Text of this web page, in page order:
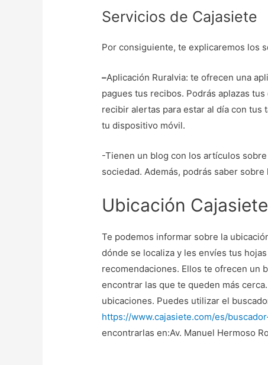
Servicios de Cajasiete
Por consiguiente, te explicaremos los
–Aplicación Ruralvia: te ofrecen una
pagues tus recibos. Podrás aplazas
recibir alertas para estar al día con
tu dispositivo móvil.
-Tienen un blog con los artículos
sociedad. Además, podrás saber
Ubicación Cajasiete
Te podemos informar sobre la
dónde se localiza y les envíes tus
recomendaciones. Ellos te ofrecen un
encontrar las que te queden más
ubicaciones. Puedes utilizar el
https://www.cajasiete.com/es/
encontrarlas en:Av. Manuel Hermoso